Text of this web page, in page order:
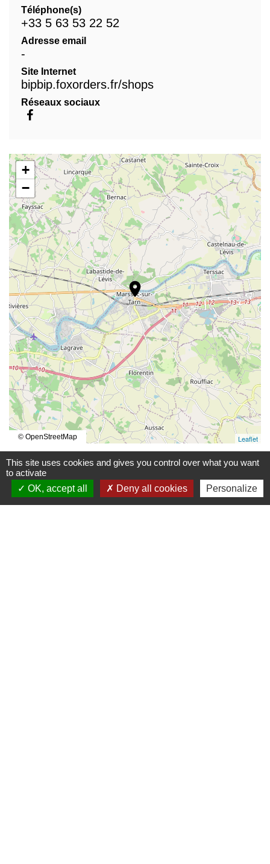
Téléphone(s)
+33 5 63 53 22 52
Adresse email
-
Site Internet
bipbip.foxorders.fr/shops
Réseaux sociaux
location_on
+
−
Leaflet
© OpenStreetMap
Contacts
This site uses cookies and gives you control over what you want
to activate
OK, accept all
Deny all cookies Personalize